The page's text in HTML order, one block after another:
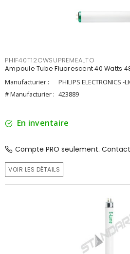
PHIF40T12CWSUPREMEALTO
Ampoule Tube Fluorescent 40 Watts
Manufacturier :
PHILIPS ELECTRONICS -
# Manufacturier : 423889
En inventaire
Compte PRO seulement.
VOIR LES DÉTAILS